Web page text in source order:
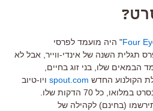
Four" היה מועמד לפרסי
תגלית השנה של אינדי-ווייר, אבל לא
שלו, בני זוג בחיים,
הקולנוע החדש spout.com ויו-טיוב
והם מאפשרים צפייה בחינם בסרט במלואו, כל 70 הדקות שלו.
(בחינם) לקהילה של